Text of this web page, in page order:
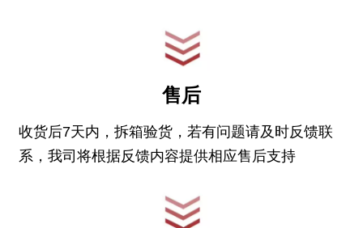
售后
收货后7天内，拆箱验货，若有问题请及时反馈联
系，我司将根据反馈内容提供相应售后支持